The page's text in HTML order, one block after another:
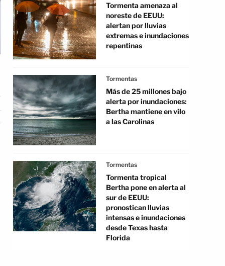
Tormenta amenaza al
noreste de EEUU:
alertan por lluvias
extremas e inundaciones
repentinas
Tormentas
Más de 25 millones bajo
alerta por inundaciones:
Bertha mantiene en vilo
a las Carolinas
Tormentas
Tormenta tropical
Bertha pone en alerta al
sur de EEUU:
pronostican lluvias
intensas e inundaciones
desde Texas hasta
Florida